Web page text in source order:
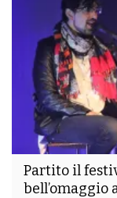
Partito il
bell’omaggio